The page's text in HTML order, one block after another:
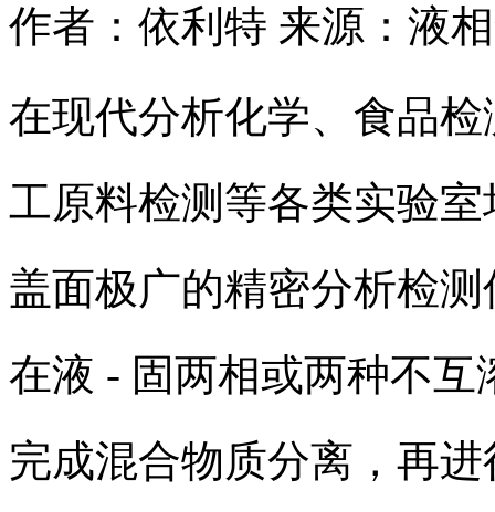
作者：依利特 来源：液
在现代分析化学、食品
工原料检测等各类实验
盖面极广的精密分析检
在液 - 固两相或两种不
完成混合物质分离，再